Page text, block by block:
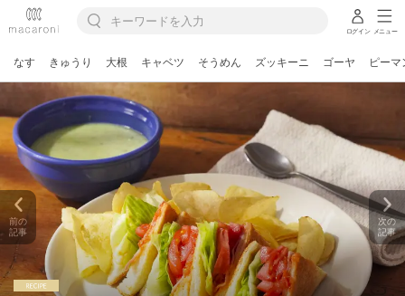
ログイン メニュー
なす きゅうり 大根 キャベツ そうめん ズッキーニ ゴーヤ ピーマ
前の
記事
次の
記事